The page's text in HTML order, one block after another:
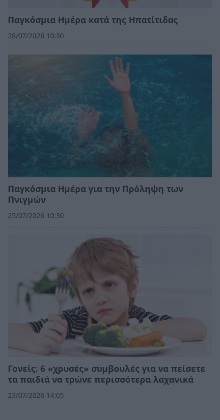
Παγκόσμια Ημέρα κατά της Ηπατίτιδας
28/07/2026 10:30
Παγκόσμια Ημέρα για την Πρόληψη των
Πνιγμών
25/07/2026 10:30
Γονείς: 6 «χρυσές» συμβουλές για να πείσετε
τα παιδιά να τρώνε περισσότερα λαχανικά
23/07/2026 14:05